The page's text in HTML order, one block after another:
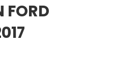
FORD